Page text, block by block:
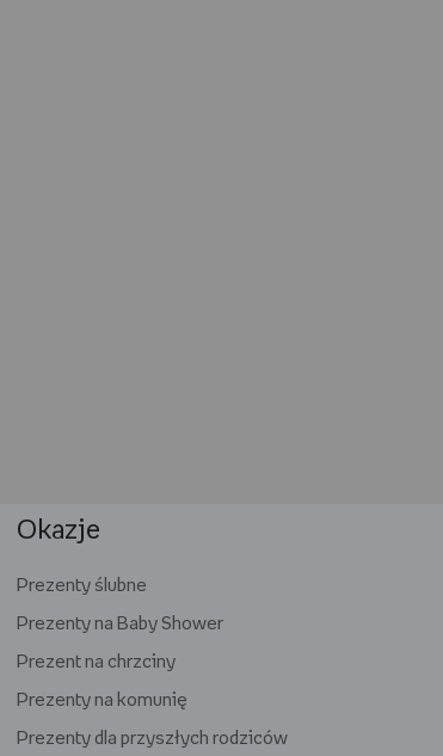
Okazje
Prezenty ślubne
Prezenty na Baby Shower
Prezent na chrzciny
Prezenty na komunię
Prezenty dla przyszłych rodziców